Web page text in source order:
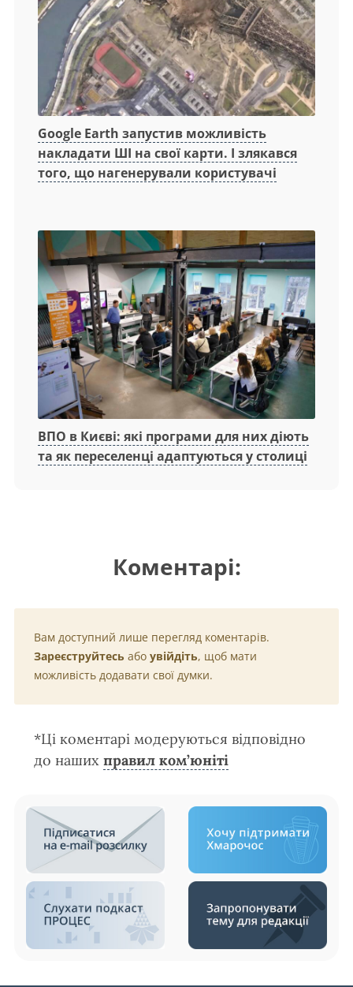
Google Earth запустив можливість
накладати ШІ на свої карти. І злякався
того, що нагенерували користувачі
ВПО в Києві: які програми для них діють
та як переселенці адаптуються у столиці
Коментарі:
Вам доступний лише перегляд коментарів.
Зареєструйтесь або увійдіть, щоб мати
можливість додавати свої думки.
*Ці коментарі модеруються відповідно
до наших правил ком’юніті